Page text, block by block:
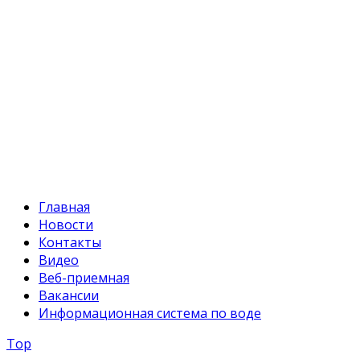
Главная
Новости
Контакты
Видео
Веб-приемная
Вакансии
Информационная система по воде
Top